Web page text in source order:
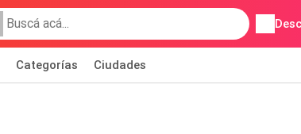
Categorías Ciudades